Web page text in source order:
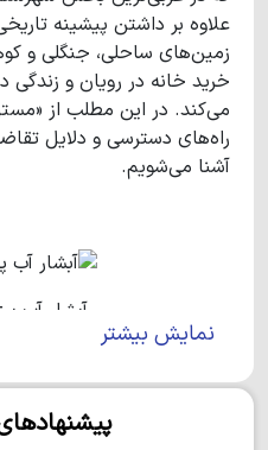
علاوه بر داشتن پیشینه
زمین‌های ساحلی، جنگلی و
خرید خانه در رویان و
می‌کند. در این مطلب از
راه‌های دسترسی و دلایل
آشنا می‌شویم.
آبشار آب
معرفی شهر رویان
شهر رویان در غرب استان
شده است. این شهر از شمال
نمایش بیشتر